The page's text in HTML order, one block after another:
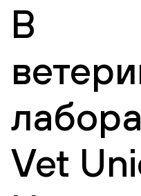
В
Vet